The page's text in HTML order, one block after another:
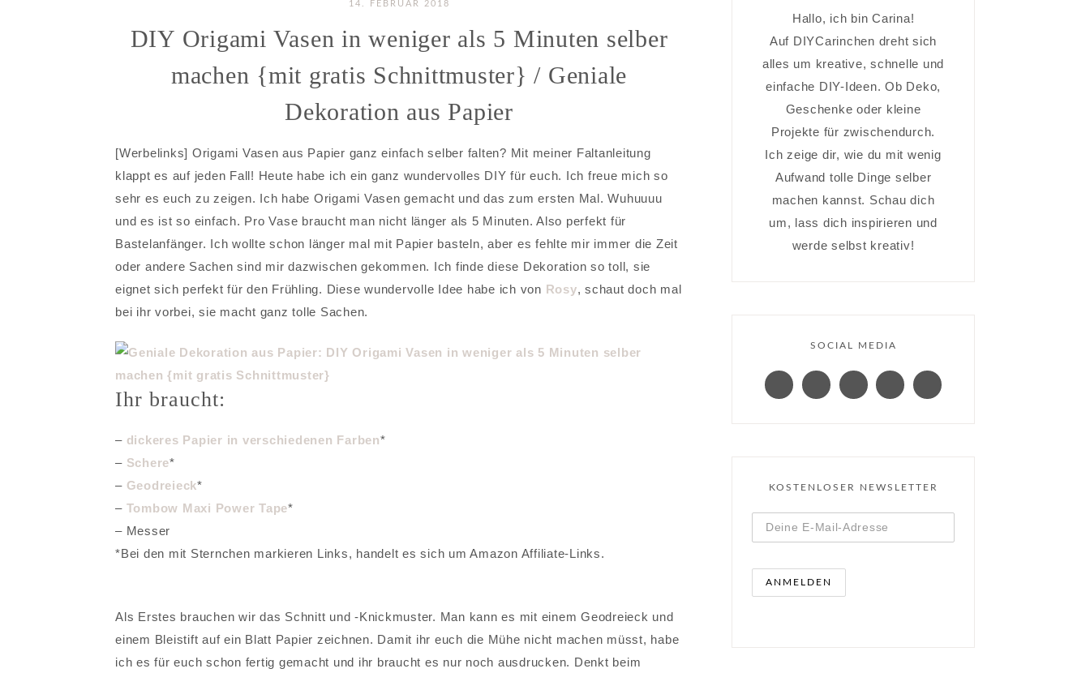
14. FEBRUAR 2018
DIY Origami Vasen in weniger als 5 Minuten selber
machen {mit gratis Schnittmuster} / Geniale
Dekoration aus Papier
[Werbelinks] Origami Vasen aus Papier ganz einfach selber falten? Mit meiner Faltanleitung
klappt es auf jeden Fall! Heute habe ich ein ganz wundervolles DIY für euch. Ich freue mich so
sehr es euch zu zeigen. Ich habe Origami Vasen gemacht und das zum ersten Mal. Wuhuuuu
und es ist so einfach. Pro Vase braucht man nicht länger als 5 Minuten. Also perfekt für
Bastelanfänger. Ich wollte schon länger mal mit Papier basteln, aber es fehlte mir immer die Zeit
oder andere Sachen sind mir dazwischen gekommen. Ich finde diese Dekoration so toll, sie
eignet sich perfekt für den Frühling. Diese wundervolle Idee habe ich von Rosy, schaut doch mal
bei ihr vorbei, sie macht ganz tolle Sachen.
Ihr braucht:
– dickeres Papier in verschiedenen Farben*
– Schere*
– Geodreieck*
– Tombow Maxi Power Tape*
– Messer
*Bei den mit Sternchen markieren Links, handelt es sich um Amazon Affiliate-Links.
Als Erstes brauchen wir das Schnitt und -Knickmuster. Man kann es mit einem Geodreieck und
einem Bleistift auf ein Blatt Papier zeichnen. Damit ihr euch die Mühe nicht machen müsst, habe
ich es für euch schon fertig gemacht und ihr braucht es nur noch ausdrucken. Denkt beim
Hallo, ich bin Carina!
Auf DIYCarinchen dreht sich
alles um kreative, schnelle und
einfache DIY-Ideen. Ob Deko,
Geschenke oder kleine
Projekte für zwischendurch.
Ich zeige dir, wie du mit wenig
Aufwand tolle Dinge selber
machen kannst. Schau dich
um, lass dich inspirieren und
werde selbst kreativ!
SOCIAL MEDIA
KOSTENLOSER NEWSLETTER